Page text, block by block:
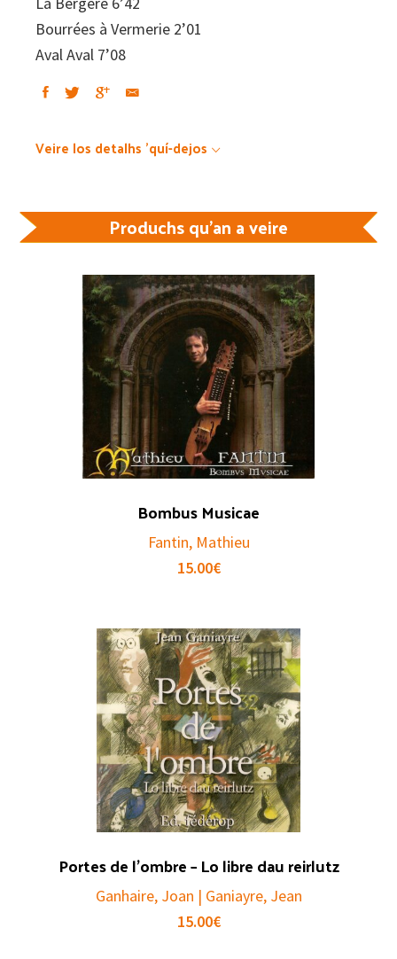
Bourrées à Vermerie 2’01
Aval Aval 7’08
Veire los detalhs 'quí-dejos
Produchs qu'an a veire
Bombus Musicae
Fantin, Mathieu
15.00€
Portes de l’ombre – Lo libre dau reirlutz
Ganhaire, Joan | Ganiayre, Jean
15.00€